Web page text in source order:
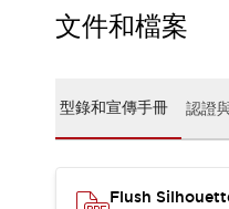
型錄和宣傳手冊
軟體下載
邏輯模擬器
產品資安通知
文件和檔案
型錄和宣傳手冊 認證
Flush